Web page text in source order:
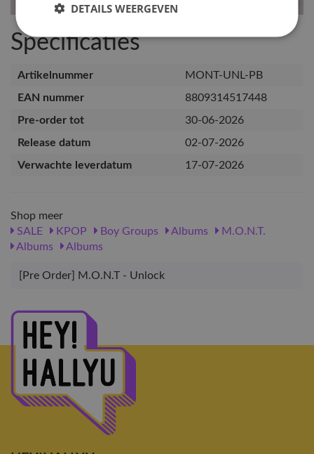
Specificaties
Artikelnummer
MONT-UNL-PB
EAN nummer
8809314517448
Pre-order tot
30-06-2026
Release datum
02-07-2026
Verwachte leverdatum
17-07-2026
Shop meer
SALE
KPOP Boy Groups Albums
M.O.N.T.
Albums
Albums
[Pre Order] M.O.N.T - Unlock
DETAILS WEERGEVEN